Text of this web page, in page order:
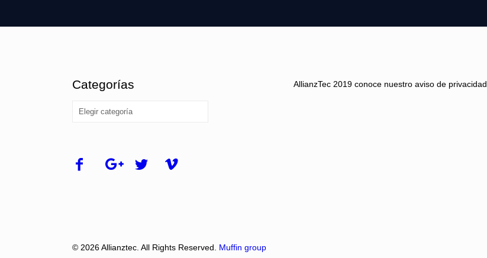
Categorías
Categorías
AllianzTec 2019 conoce nuestro aviso de privacidad
© 2026 Allianztec. All Rights Reserved. Muffin group